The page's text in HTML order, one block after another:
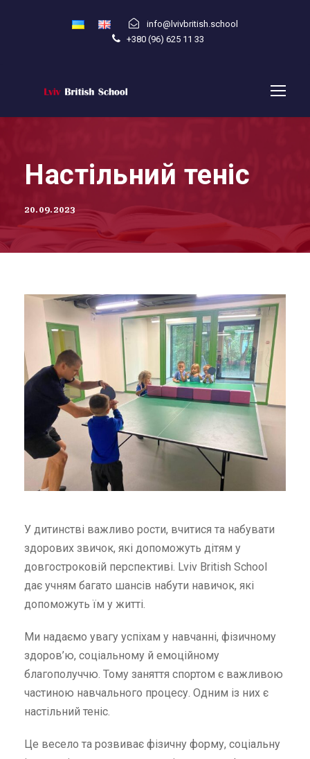
info@lvivbritish.school
+380 (96) 625 11 33
Настільний теніс
20.09.2023
У дитинстві важливо рости, вчитися та набувати
здорових звичок, які допоможуть дітям у
довгостроковій перспективі. Lviv British School
дає учням багато шансів набути навичок, які
допоможуть їм у житті.
Ми надаємо увагу успіхам у навчанні, фізичному
здоров’ю, соціальному й емоційному
благополуччю. Тому заняття спортом є важливою
частиною навчального процесу. Одним із них є
настільний теніс.
Це весело та розвиває фізичну форму, соціальну